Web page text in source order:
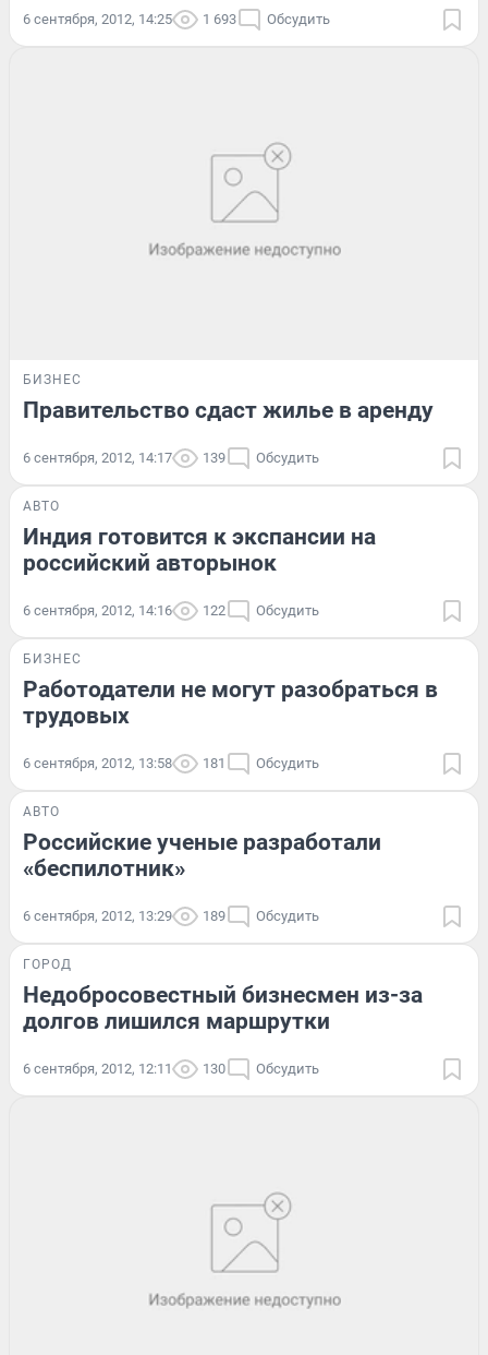
6 сентября, 2012, 14:25 1 693 Обсудить
БИЗНЕС
Правительство сдаст жилье в аренду
6 сентября, 2012, 14:17 139 Обсудить
АВТО
Индия готовится к экспансии на
российский авторынок
6 сентября, 2012, 14:16 122 Обсудить
БИЗНЕС
Работодатели не могут разобраться в
трудовых
6 сентября, 2012, 13:58 181 Обсудить
АВТО
Российские ученые разработали
«беспилотник»
6 сентября, 2012, 13:29 189 Обсудить
ГОРОД
Недобросовестный бизнесмен из-за
долгов лишился маршрутки
6 сентября, 2012, 12:11 130 Обсудить